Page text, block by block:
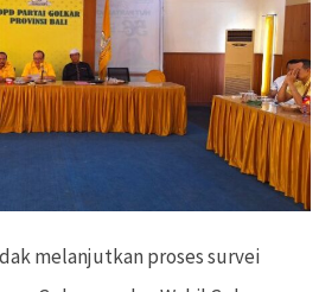
melanjutkan proses survei